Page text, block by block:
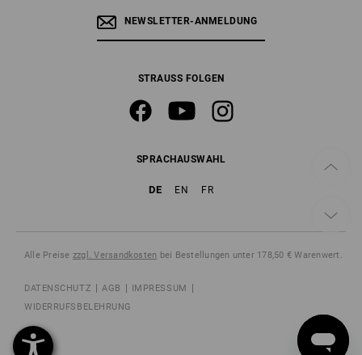
NEWSLETTER-ANMELDUNG
STRAUSS FOLGEN
SPRACHAUSWAHL
DE EN FR
Alle Preise zzgl. Versandkosten bei Bestellungen unter 178,50 € Warenwert.
DATENSCHUTZ AGB
IMPRESSUM
WIDERRUFSBELEHRUNG